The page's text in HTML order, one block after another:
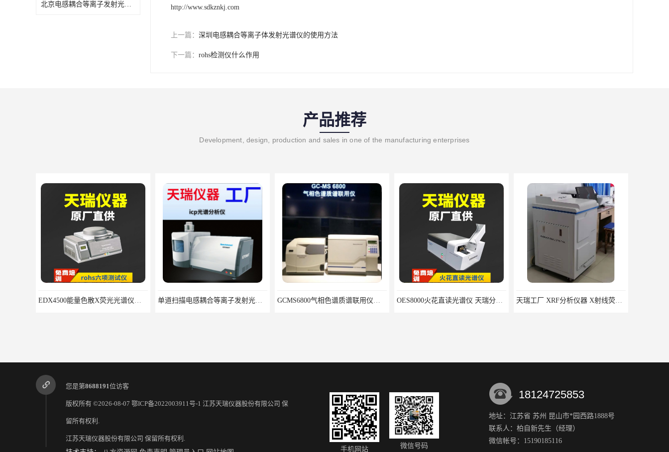
北京电感耦合等离子发射光谱仪 http://www.sdkznkj.com
上一篇： 深圳电感耦合等离子体发射光谱仪的使用方法
下一篇： rohs检测仪什么作用
产品推荐
Development, design, production and sales in one of the manufacturing enterprises
EDX4500能量色散X荧光光谱仪价格 欢迎咨询 单道扫描电感耦合等离子发射光谱仪ICP2060T GCMS6800气相色谱质谱联用仪厂家 OES8000火花直读光谱仪 天瑞分析仪器 天瑞工厂 XRF分析仪器 X射线荧光分析仪
能量色散X荧光全元素分析仪 EDX4500光谱仪生产厂家 便携式光谱仪分析仪 操作方便 ROHS分析仪生产厂家 江苏天瑞仪器股份有限公司 手持式rohs分析仪
您是第8688191位访客
版权所有 ©2026-08-07 鄂ICP备2022003911号-1 江苏天瑞仪器股份有限公司 保
留所有权利.
江苏天瑞仪器股份有限公司 保留所有权利.
手机网站 微信号码
18124725853
地址：江苏省 苏州 昆山市*园西路1888号
联系人：柏自新先生 （经理）
微信帐号：15190185116